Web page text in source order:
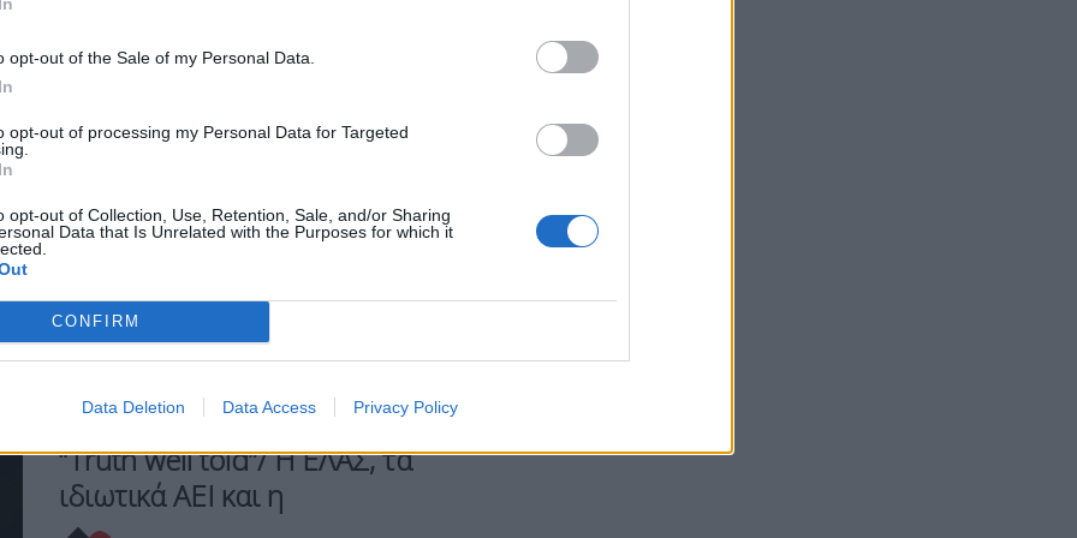
opt-out of the Sale of my Personal Data.
opt-out of processing my Personal Data for Targeted
opt-out of Collection, Use, Retention, Sale, and/or Sharing
Data that Is Unrelated with the Purposes for which it
CONFIRM
Data Deletion Data Access Privacy Policy
εκδήλωση που διοργανώνει την προσεχή
Τρίτη στο «Σεράφειο» του Δήμου
τίτλο «Ισχυρή Αυτοδιοίκηση- Ισχυρή
του πρώην πρωθυπουργού όχι μόνο προς
τον χώρο της τοπικής αυτοδιοίκησης
ΠΕΡΙΣΣΌΤΕΡΑ ...
OPINIONS
“Truth well told”/ Η ΕΛΑΣ, τα
ιδιωτικά ΑΕΙ και η